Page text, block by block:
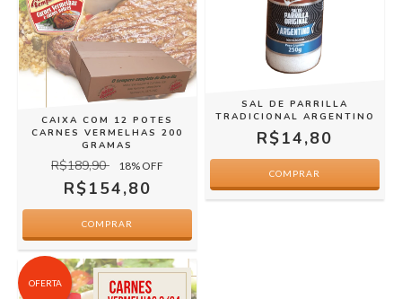
CAIXA COM 12 POTES
CARNES VERMELHAS 200
GRAMAS
R$189,90 18% OFF
R$154,80
SAL DE PARRILLA
TRADICIONAL ARGENTINO
R$14,80
OFERTA